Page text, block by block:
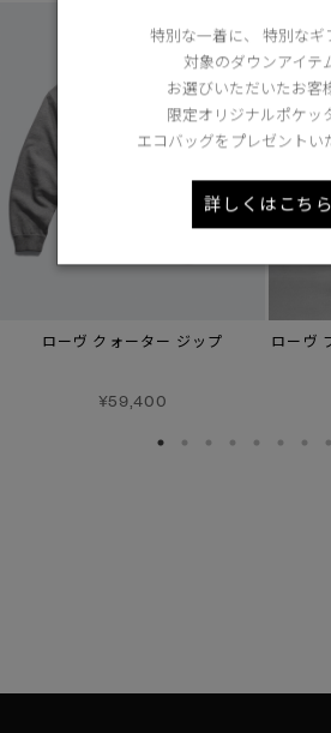
ローヴ クォーター ジップ
¥59,400
ローヴ
特別な一着に、 特別なギ
対象のダウンアイテ
お選びいただいたお客
限定オリジナルポケッ
エコバッグをプレゼントい
詳しくはこちら